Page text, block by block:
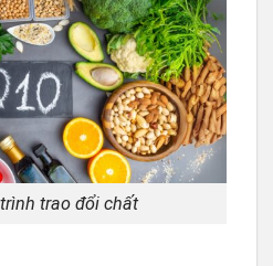
trao đổi chất